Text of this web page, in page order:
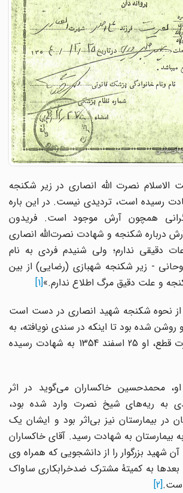
نصرت الله انصاری در زیر شکنجه
رسیده است، تردیدی نیست. در این باره
همچون آرش موجود است. فریدون
درباره شکنجه و شهادت نصرت‌الله انصاری
دقیقی ندارم؛ ولی شنیدم فردی به نام
- زیر شکنجه شهبازی (رضایی) از بین
و علت دقیق مرگ اطلاع ندارم.»[1]
از نحوه شکنجه شهید انصاری در دست است
شده بود تا اینکه در سندی نویافته، به
نظر می‌رسد به صورت قطع، او 25 اسفند 1354 به شهادت رسیده
محمدحسین خاکساران می‌گوید در اثر
ریه‌های شیخ نصرت وارد شده بود،
در بیمارستان نیز بی‌اثر بود و ایشان یک
بیمارستان به شهادت رسید. آقای خاکساران
بزرگوار را از دانشجویی که همراه وی
بعدها به کمیتهٔ مشترک ضدخرابکاری ساواک
[2]